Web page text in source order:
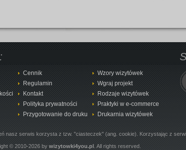
Cennik
Regulamin
Kontakt
Polityka prywatności
Przygotowanie do druku
Wzory wizytówek
Wgraj projekt
Rodzaje wizytówek
Praktyki w e-commerce
Drukarnia wizytówek
nasz serwis korzysta z tzw. "ciasteczek" (ang. cookie). Korzystając z
© 2010-2026 by wizytowki4you.pl. All rights reserved.